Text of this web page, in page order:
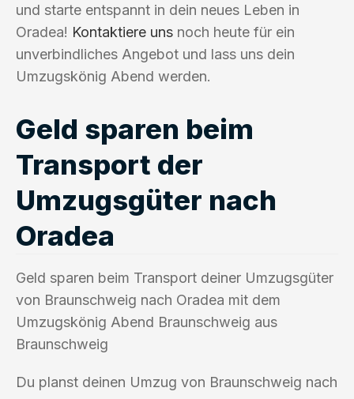
und starte entspannt in dein neues Leben in
Oradea! Kontaktiere uns noch heute für ein
unverbindliches Angebot und lass uns dein
Umzugskönig Abend werden.
Geld sparen beim
Transport der
Umzugsgüter nach
Oradea
Geld sparen beim Transport deiner Umzugsgüter
von Braunschweig nach Oradea mit dem
Umzugskönig Abend Braunschweig aus
Braunschweig
Du planst deinen Umzug von Braunschweig nach